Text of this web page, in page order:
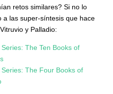
retos similares? Si no lo
a las super-síntesis que hace
y Palladio:
The Ten Books of
The Four Books of